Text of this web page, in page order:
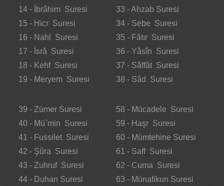
14 - İbrâhim Suresi
15 - Hicr Suresi
16 - Nahl Suresi
17 - İsrâ Suresi
18 - Kehf Suresi
19 - Meryem Suresi
33 - Ahzab Suresi
34 - Sebe Suresi
35 - Fâtır Suresi
36 - Yâsîn Suresi
37 - Sâffât Suresi
38 - Sâd Suresi
39 - Zümer Suresi
40 - Mü`min Suresi
41 - Fussilet Suresi
42 - Şûra Suresi
43 - Zuhruf Suresi
44 - Duhan Suresi
58 - Mücadele Suresi
59 - Haşr Suresi
60 - Mümtehine Suresi
61 - Saff Suresi
62 - Cuma Suresi
63 - Münafikun Suresi